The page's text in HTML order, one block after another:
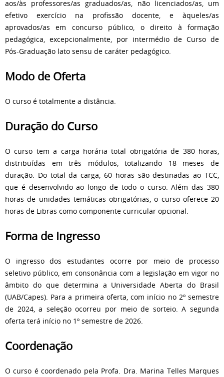
aos/às professores/as graduados/as, não licenciados/as, um
efetivo exercício na profissão docente, e àqueles/as
aprovados/as em concurso público, o direito à formação
pedagógica, excepcionalmente, por intermédio de Curso de
Pós-Graduação lato sensu de caráter pedagógico.
Modo de Oferta
O curso é totalmente a distância.
Duração do Curso
O curso tem a carga horária total obrigatória de 380 horas,
distribuídas em três módulos, totalizando 18 meses de
duração. Do total da carga, 60 horas são destinadas ao TCC,
que é desenvolvido ao longo de todo o curso. Além das 380
horas de unidades temáticas obrigatórias, o curso oferece 20
horas de Libras como componente curricular opcional.
Forma de Ingresso
O ingresso dos estudantes ocorre por meio de processo
seletivo público, em consonância com a legislação em vigor no
âmbito do que determina a Universidade Aberta do Brasil
(UAB/Capes). Para a primeira oferta, com início no 2º semestre
de 2024, a seleção ocorreu por meio de sorteio. A segunda
oferta terá início no 1º semestre de 2026.
Coordenação
O curso é coordenado pela Profa. Dra. Marina Telles Marques